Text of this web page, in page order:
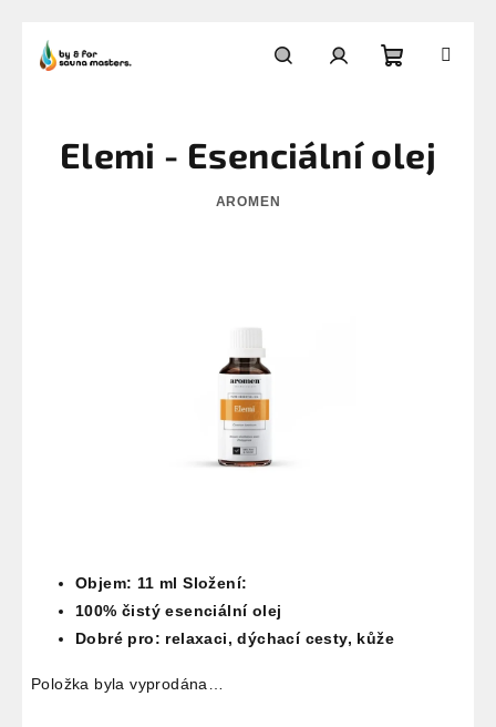
košík
Objem: 11 ml Složení:
100% čistý esenciální olej
Dobré pro: relaxaci, dýchací cesty, kůže
Položka byla vyprodána…
Elemi - Esenciální olej
AROMEN